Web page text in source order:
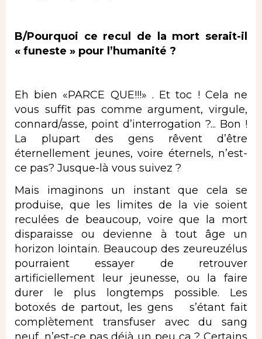
B/Pourquoi ce recul de la mort serait-il
« funeste » pour l’humanité ?
Eh bien «PARCE QUE!!!» . Et toc ! Cela ne
vous suffit pas comme argument, virgule,
connard/asse, point d’interrogation ?... Bon !
La plupart des gens rêvent d’être
éternellement jeunes, voire éternels, n’est-
ce pas? Jusque-là vous suivez ?
Mais imaginons un instant que cela se
produise, que les limites de la vie soient
reculées de beaucoup, voire que la mort
disparaisse ou devienne à tout âge un
horizon lointain. Beaucoup des zeureuzélus
pourraient essayer de retrouver
artificiellement leur jeunesse, ou la faire
durer le plus longtemps possible. Les
botoxés de partout, les gens s’étant fait
complètement transfuser avec du sang